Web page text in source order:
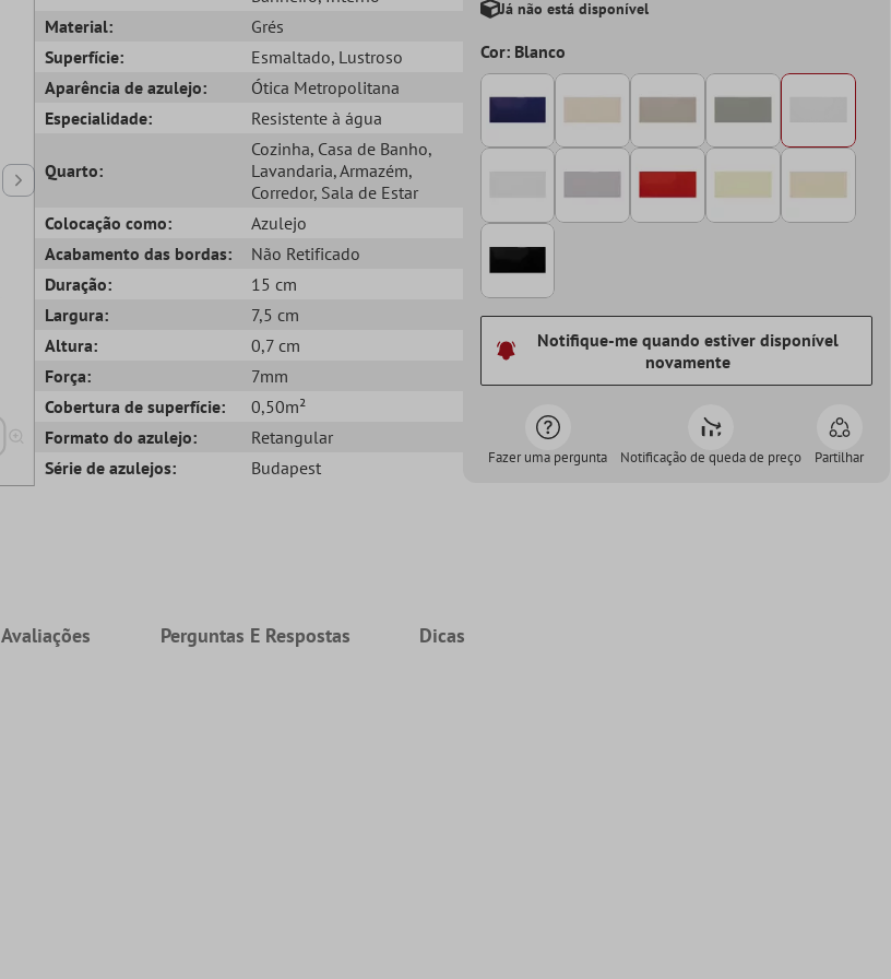
Material:
Grés
Superfície:
Esmaltado, Lustroso
Aparência de azulejo:
Ótica Metropolitana
Especialidade:
Resistente à água
Quarto:
Cozinha, Casa de Banho,
Lavandaria, Armazém,
Corredor, Sala de Estar
Colocação como:
Azulejo
Acabamento das bordas:
Não Retificado
Duração:
15 cm
Largura:
7,5 cm
Altura:
0,7 cm
Força:
7mm
Cobertura de superfície:
0,50m²
Formato do azulejo:
Retangular
Série de azulejos:
Budapest
Já não está disponível
Cor: Blanco
Notifique-me quando estiver disponível
novamente
Fazer uma pergunta Notificação de queda de preço Partilhar
Avaliações Perguntas E Respostas Dicas